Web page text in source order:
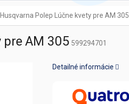
Husqvarna Polep Lúčne kvety pre AM 305
pre AM 305 599294701
Detailné informácie